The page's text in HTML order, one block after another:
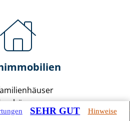
SEHR GUT Hinweise